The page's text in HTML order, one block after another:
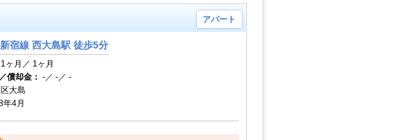
アパート
宿線 西大島駅 徒歩5分
1ヶ月／ 1ヶ月
償却金： -／ -／ -
大島
年4月